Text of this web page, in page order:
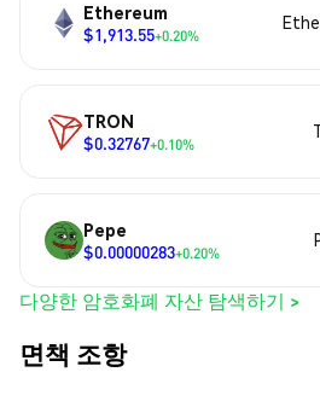
Ethereum
$1,913.55+0.20%
TRON
$0.32767+0.10%
Pepe
$0.00000283+0.20%
다양한 암호화폐 자산 탐색하기 >
면책 조항